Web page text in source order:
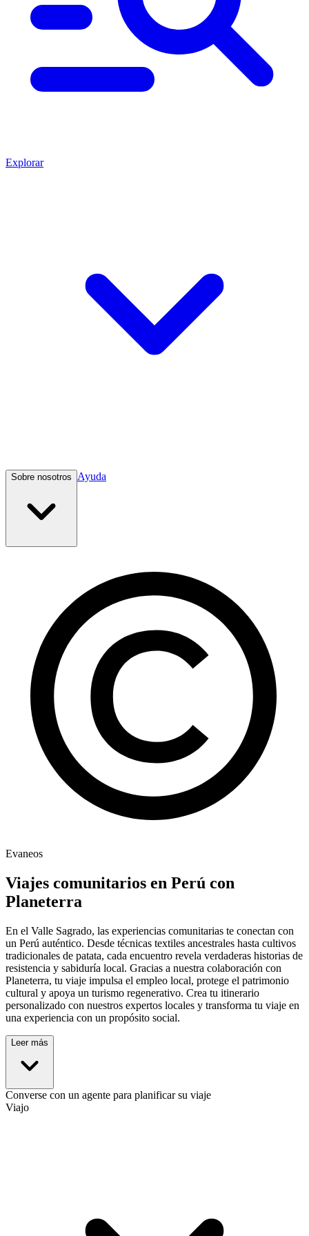
Explorar
Sobre nosotros Ayuda
Evaneos
Viajes comunitarios en Perú con
Planeterra
En el Valle Sagrado, las experiencias comunitarias te conectan con
un Perú auténtico. Desde técnicas textiles ancestrales hasta cultivos
tradicionales de patata, cada encuentro revela verdaderas historias de
resistencia y sabiduría local. Gracias a nuestra colaboración con
Planeterra, tu viaje impulsa el empleo local, protege el patrimonio
cultural y apoya un turismo regenerativo. Crea tu itinerario
personalizado con nuestros expertos locales y transforma tu viaje en
una experiencia con un propósito social.
Leer más
Converse con un agente para planificar su viaje
Viajo